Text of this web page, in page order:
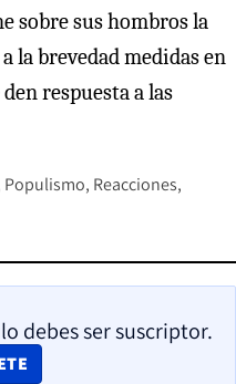
sobre sus hombros la
la brevedad medidas en
respuesta a las
Populismo Reacciones
debes ser suscriptor.
WINDOW